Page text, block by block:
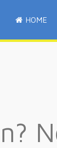
HOME